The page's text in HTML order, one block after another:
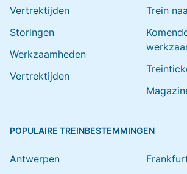
Vertrektijden
Storingen
Werkzaamheden
Vertrektijden
Trein
POPULAIRE TREINBESTEMMINGEN
Antwerpen